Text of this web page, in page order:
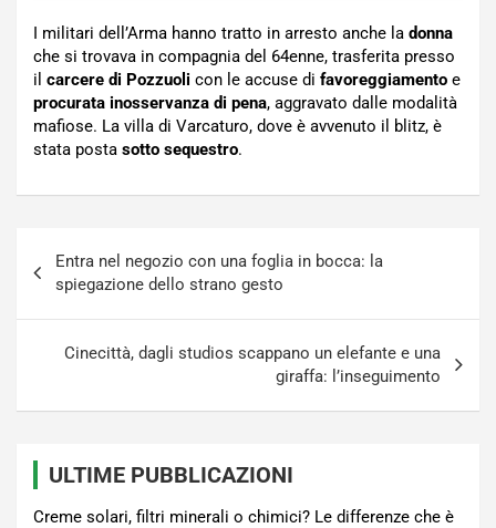
I militari dell’Arma hanno tratto in arresto anche la donna
che si trovava in compagnia del 64enne, trasferita presso
il carcere di Pozzuoli con le accuse di favoreggiamento e
procurata inosservanza di pena, aggravato dalle modalità
mafiose. La villa di Varcaturo, dove è avvenuto il blitz, è
stata posta sotto sequestro.
articoli
Entra nel negozio con una foglia in bocca: la
spiegazione dello strano gesto
Cinecittà, dagli studios scappano un elefante e una
giraffa: l’inseguimento
ULTIME PUBBLICAZIONI
Creme solari, filtri minerali o chimici? Le differenze che è